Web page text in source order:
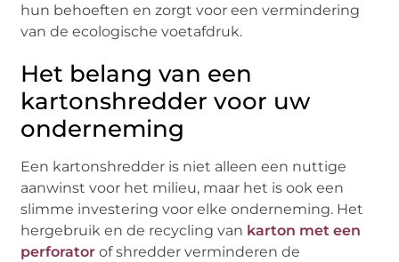
hun behoeften en zorgt voor een vermindering
van de ecologische voetafdruk.
Het belang van een
kartonshredder voor uw
onderneming
Een kartonshredder is niet alleen een nuttige
aanwinst voor het milieu, maar het is ook een
slimme investering voor elke onderneming. Het
hergebruik en de recycling van karton met een
perforator of shredder verminderen de